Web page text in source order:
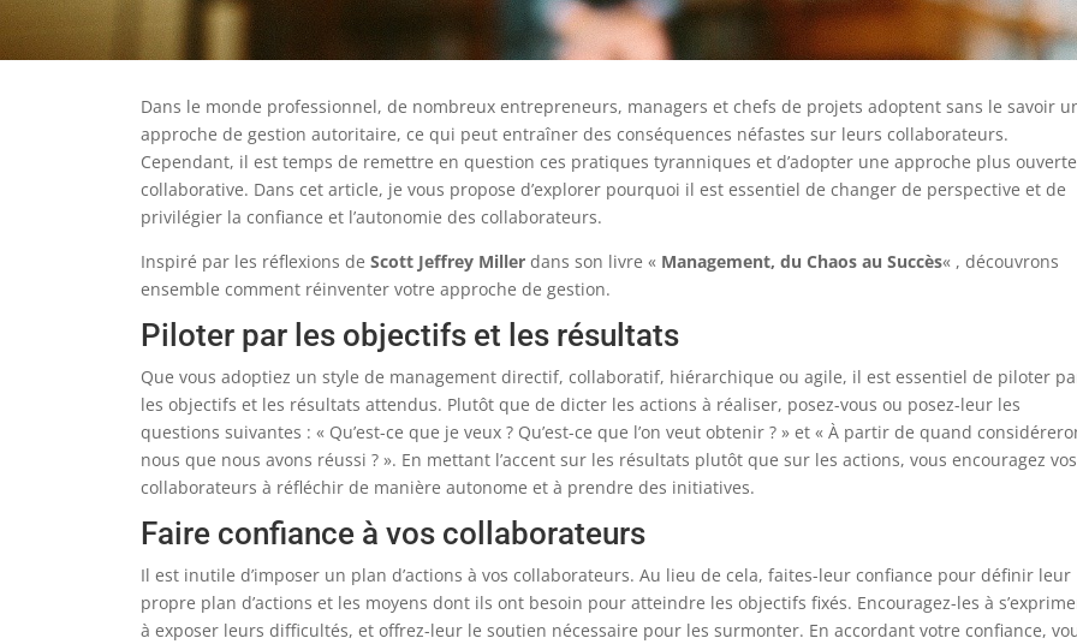
Dans le monde professionnel, de nombreux entrepreneurs, managers et chefs de projets adoptent sans le savoir
approche de gestion autoritaire, ce qui peut entraîner des conséquences néfastes sur leurs collaborateurs.
Cependant, il est temps de remettre en question ces pratiques tyranniques et d’adopter une approche plus
collaborative. Dans cet article, je vous propose d’explorer pourquoi il est essentiel de changer de perspective et de
privilégier la confiance et l’autonomie des collaborateurs.
Inspiré par les réflexions de Scott Jeffrey Millerdans son livre « Management, du Chaos au Succès« , découvrons
ensemble comment réinventer votre approche de gestion.
Piloter par les objectifs et les résultats
Que vous adoptiez un style de management directif, collaboratif, hiérarchique ou agile, il est essentiel de piloter
les objectifs et les résultats attendus. Plutôt que de dicter les actions à réaliser, posez-vous ou posez-leur les
questions suivantes : « Qu’est-ce que je veux ? Qu’est-ce que l’on veut obtenir ? » et « À partir de quand
nous que nous avons réussi ? ». En mettant l’accent sur les résultats plutôt que sur les actions, vous encouragez vos
collaborateurs à réfléchir de manière autonome et à prendre des initiatives.
Faire confiance à vos collaborateurs
Il est inutile d’imposer un plan d’actions à vos collaborateurs. Au lieu de cela, faites-leur confiance pour définir leur
propre plan d’actions et les moyens dont ils ont besoin pour atteindre les objectifs fixés. Encouragez-les à
à exposer leurs difficultés, et offrez-leur le soutien nécessaire pour les surmonter. En accordant votre confiance,